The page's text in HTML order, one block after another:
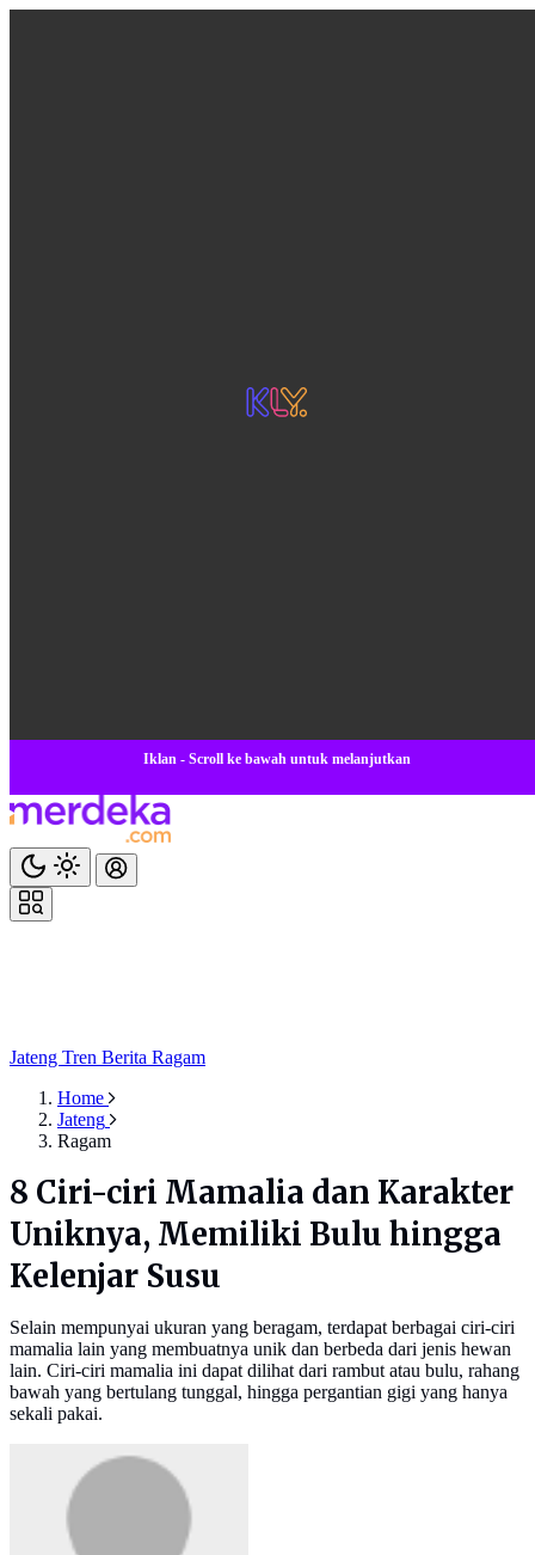
Iklan - Scroll ke bawah untuk melanjutkan
Jateng Tren Berita Ragam
Home
Jateng
Ragam
8 Ciri-ciri Mamalia dan Karakter
Uniknya, Memiliki Bulu hingga
Kelenjar Susu
Selain mempunyai ukuran yang beragam, terdapat berbagai ciri-ciri
mamalia lain yang membuatnya unik dan berbeda dari jenis hewan
lain. Ciri-ciri mamalia ini dapat dilihat dari rambut atau bulu, rahang
bawah yang bertulang tunggal, hingga pergantian gigi yang hanya
sekali pakai.